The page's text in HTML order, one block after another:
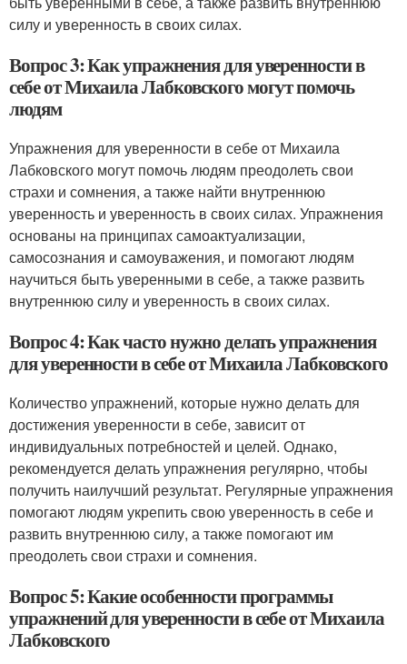
силу и уверенность в своих силах.
Вопрос 3: Как упражнения для уверенности в
себе от Михаила Лабковского могут помочь
людям
Упражнения для уверенности в себе от Михаила
Лабковского могут помочь людям преодолеть свои
страхи и сомнения, а также найти внутреннюю
уверенность и уверенность в своих силах. Упражнения
основаны на принципах самоактуализации,
самосознания и самоуважения, и помогают людям
научиться быть уверенными в себе, а также развить
внутреннюю силу и уверенность в своих силах.
Вопрос 4: Как часто нужно делать упражнения
для уверенности в себе от Михаила Лабковского
Количество упражнений, которые нужно делать для
достижения уверенности в себе, зависит от
индивидуальных потребностей и целей. Однако,
рекомендуется делать упражнения регулярно, чтобы
получить наилучший результат. Регулярные упражнения
помогают людям укрепить свою уверенность в себе и
развить внутреннюю силу, а также помогают им
преодолеть свои страхи и сомнения.
Вопрос 5: Какие особенности программы
упражнений для уверенности в себе от Михаила
Лабковского